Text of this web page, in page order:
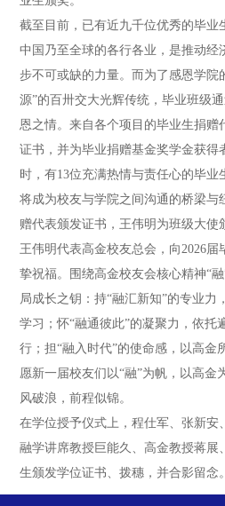
截至目前，已有近九千位优秀的毕业
中国乃至全球的各行各业，是推动经
步不可或缺的力量。而为了感恩学院
源”的百卅交大光辉传统，毕业班级
恩之情。来自各个项目的毕业生捐赠
证书，并为毕业捐赠基金奖学金获得
时，有13位充满热情与责任心的毕业
将成为校友与学院之间沟通的桥梁与
赠代表颁发证书，王伟明为班级大使
王伟明代表高金校友总会，向2026
挚祝福。围绕高金校友会核心精神“
局成长之钥：持“融汇新知”的专业力
学习；怀“融通彼此”的凝聚力，依托
行；担“融入时代”的使命感，以高金
愿新一届校友们以“融”为帆，以高金
风破浪，前程似锦。
在学位授予仪式上，程仕军、张新安
融学讲席教授巨能久、高金教授蒋展
生颁发学位证书、拨穗，并合影留念。